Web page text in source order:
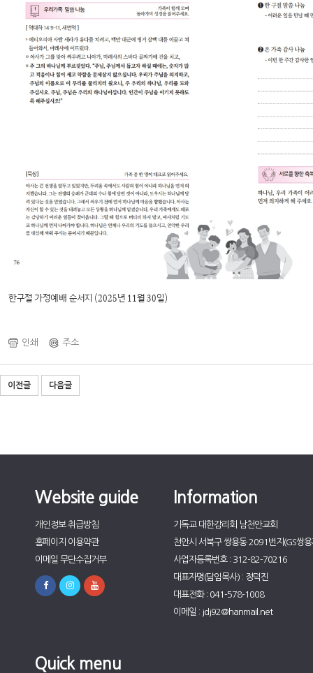
한구절 가정예배 순서지 (2025년 11월 30일)
인쇄 주소
이전글 다음글
Website guide
개인정보 취급방침
홈페이지 이용약관
이메일 무단수집거부
Information
기독교 대한감리회 남천안교회
천안시 서북구 쌍용동 2091번지(GS쌍
사업자등록번호 : 312-82-70216
대표자명(담임목사) : 정덕진
대표전화 : 041-578-1008
이메일 : jdj92@hanmail.net
Quick menu